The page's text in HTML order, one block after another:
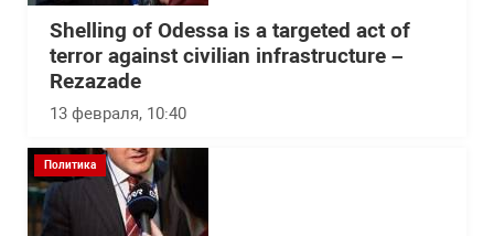
Shelling of Odessa is a targeted act of
terror against civilian infrastructure –
Rezazade
13 февраля, 10:40
Политика